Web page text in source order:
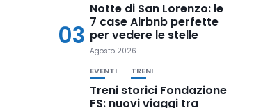
03
Notte di San Lorenzo: le
7 case Airbnb perfette
per vedere le stelle
Agosto 2026
EVENTI TRENI
Treni storici Fondazione
FS: nuovi viaggi tra